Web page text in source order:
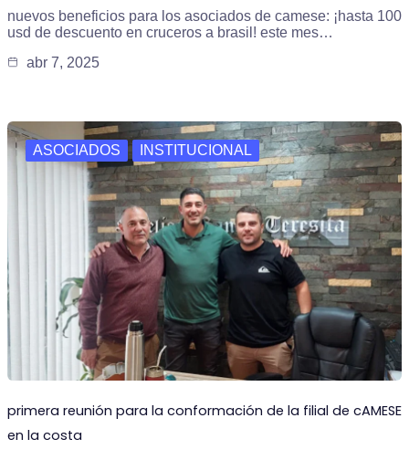
nuevos beneficios para los asociados de camese: ¡hasta 100
usd de descuento en cruceros a brasil! este mes…
abr 7, 2025
ASOCIADOS INSTITUCIONAL
primera reunión para la conformación de la filial de cAMESE
en la costa